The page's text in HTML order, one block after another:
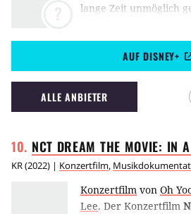
lange Zeit unmöglich
einmaliges Konzert
extatische Stimmung
Konzertverzicht
(SK)
AUF DISNEY+
ALLE ANBIETER
NCT DREAM THE MOVIE: IN A
KR(2022) | Konzertfilm,
Konzertfilm von Oh
Lee. Der Konzertfilm